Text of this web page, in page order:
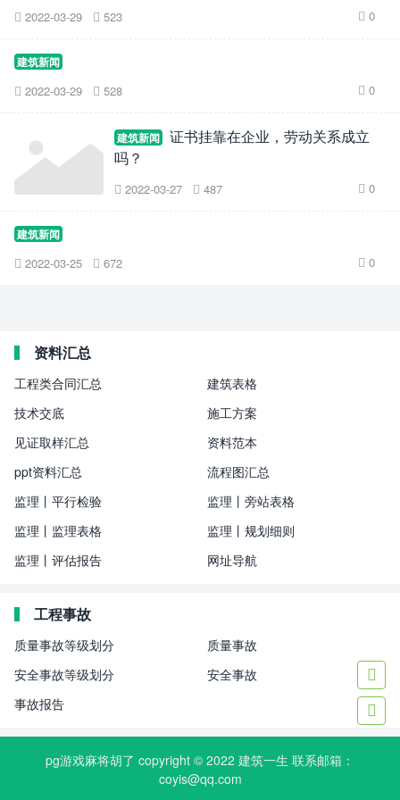
 2022-03-29  523  0
建筑新闻
 2022-03-29  528  0
建筑新闻
证书挂靠在企业，劳动关系成立
吗？
 2022-03-27  487  0
建筑新闻
 2022-03-25  672  0
资料汇总
工程类合同汇总
建筑表格
技术交底
施工方案
见证取样汇总
资料范本
ppt资料汇总
流程图汇总
监理丨平行检验
监理丨旁站表格
监理丨监理表格
监理丨规划细则
监理丨评估报告
网址导航
工程事故
质量事故等级划分
质量事故
安全事故等级划分
安全事故
事故报告


pg游戏麻将胡了 copyright © 2022 建筑一生 联系邮箱：
coyis@qq.com